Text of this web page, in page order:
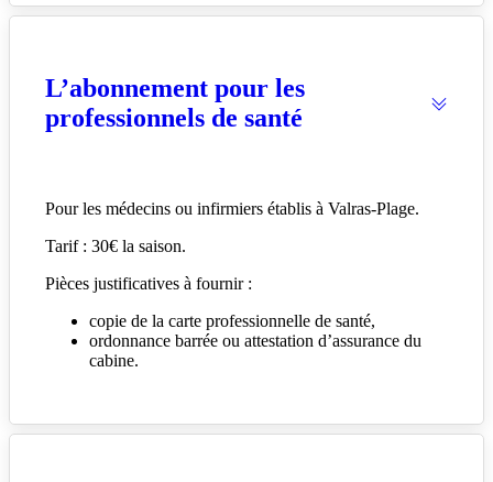
L’abonnement pour les
professionnels de santé
Pour les médecins ou infirmiers établis à Valras-Plage.
Tarif : 30€ la saison.
Pièces justificatives à fournir :
copie de la carte professionnelle de santé,
ordonnance barrée ou attestation d’assurance du
cabine.